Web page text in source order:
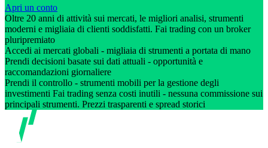
Apri un conto
Oltre 20 anni di attività sui mercati, le migliori analisi, strumenti
moderni e migliaia di clienti soddisfatti. Fai trading con un broker
pluripremiato
Accedi ai mercati globali - migliaia di strumenti a portata di mano
Prendi decisioni basate sui dati attuali - opportunità e
raccomandazioni giornaliere
Prendi il controllo - strumenti mobili per la gestione degli
investimenti Fai trading senza costi inutili - nessuna commissione sui
principali strumenti. Prezzi trasparenti e spread storici